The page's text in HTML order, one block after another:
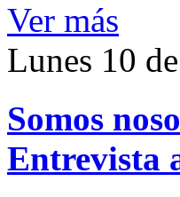
Ver más
Lunes 10
Somos
Entrevista